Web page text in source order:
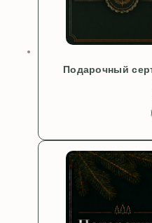
Подарочный